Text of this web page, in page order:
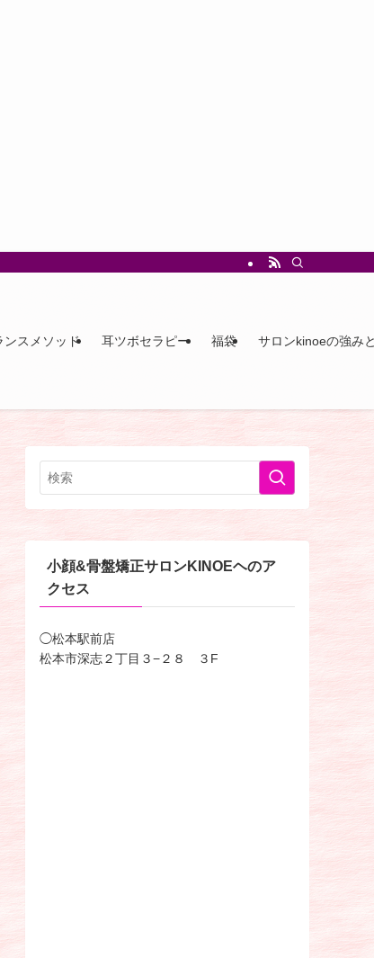
ンスメソッド 耳ツボセラピー 福袋 サロンkinoeの強み
小顔&骨盤矯正サロンKINOEヘのア
クセス
◯松本駅前店
松本市深志２丁目３−２８ ３F